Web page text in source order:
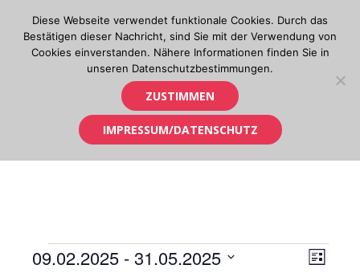
content
Orientierungslauf in Tirol
Veranstaltungen LISTE
09.02.2025 - 31.05.2025
Diese Webseite verwendet funktionale Cookies. Durch das
Bestätigen dieser Nachricht, sind Sie mit der Verwendung von
Cookies einverstanden. Nähere Informationen finden Sie in
unseren Datenschutzbestimmungen.
ZUSTIMMEN
IMPRESSUM/DATENSCHUTZ